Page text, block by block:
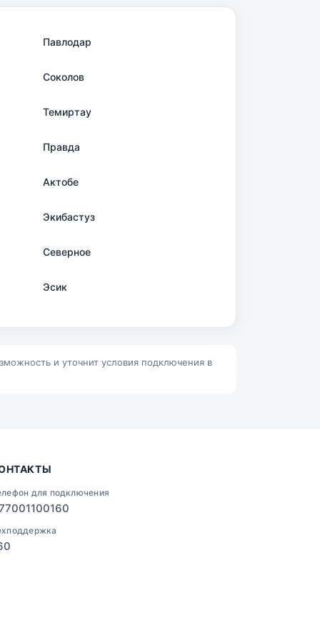
Павлодар
Соколов
Темиртау
Правда
Актобе
Экибастуз
Северное
Эсик
и уточнит условия подключения в
для подключения